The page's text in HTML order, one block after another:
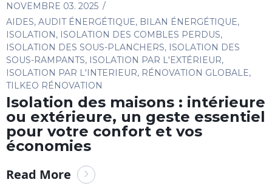
NOVEMBRE 03. 2025
AIDES, AUDIT ÉNERGÉTIQUE, BILAN ÉNERGÉTIQUE,
ISOLATION, ISOLATION DES COMBLES PERDUS,
ISOLATION DES SOUS-PLANCHERS, ISOLATION DES
SOUS-RAMPANTS, ISOLATION PAR L'EXTÉRIEUR,
ISOLATION PAR L'INTERIEUR, RÉNOVATION GLOBALE,
TILKEO RÉNOVATION
Isolation des maisons : intérieure
ou extérieure, un geste essentiel
pour votre confort et vos
économies
Read More